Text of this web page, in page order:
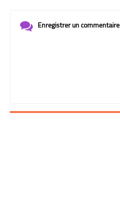
Enregistrer un commentaire